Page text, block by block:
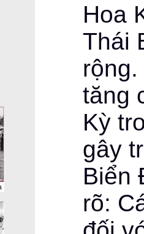
Hoa
Thái
tăng
Kỳ
gây
Biển
rõ: